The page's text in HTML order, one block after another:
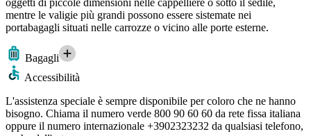
oggetti di piccole dimensioni nelle cappelliere o sotto il sedile,
mentre le valigie più grandi possono essere sistemate nei
portabagagli situati nelle carrozze o vicino alle porte esterne.
Bagagli
Accessibilità
L'assistenza speciale è sempre disponibile per coloro che ne hanno
bisogno. Chiama il numero verde 800 90 60 60 da rete fissa italiana
oppure il numero internazionale +3902323232 da qualsiasi telefono,